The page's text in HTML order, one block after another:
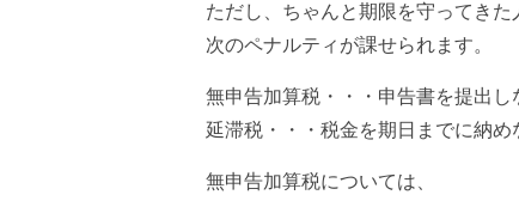
ただし、ちゃんと期限を守ってきた
次のペナルティが課せられます。
無申告加算税・・・申告書を提出
延滞税・・・税金を期日までに納
無申告加算税については、